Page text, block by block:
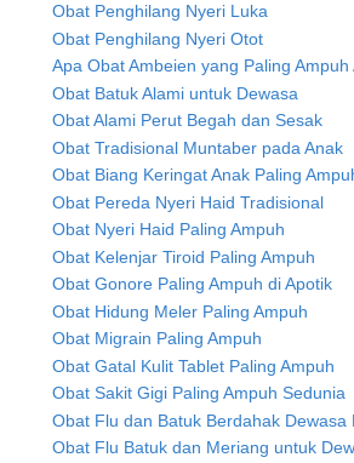
Obat Penghilang Nyeri Luka
Obat Penghilang Nyeri Otot
Apa Obat Ambeien yang Paling Ampuh
Obat Batuk Alami untuk Dewasa
Obat Alami Perut Begah dan Sesak
Obat Tradisional Muntaber pada Anak
Obat Biang Keringat Anak Paling
Obat Pereda Nyeri Haid Tradisional
Obat Nyeri Haid Paling Ampuh
Obat Kelenjar Tiroid Paling Ampuh
Obat Gonore Paling Ampuh di Apotik
Obat Hidung Meler Paling Ampuh
Obat Migrain Paling Ampuh
Obat Gatal Kulit Tablet Paling Ampuh
Obat Sakit Gigi Paling Ampuh Sedunia
Obat Flu dan Batuk Berdahak Dewasa
Obat Flu Batuk dan Meriang untuk